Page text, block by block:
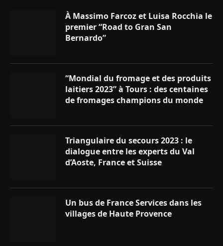
À Massimo Farcoz et Luisa Rocchia le
premier “Road to Gran San
Bernardo”
“Mondial du fromage et des produits
laitiers 2023” à Tours : des centaines
de fromages champions du monde
Triangulaire du secours 2023 : le
dialogue entre les experts du Val
d’Aoste, France et Suisse
Un bus de France Services dans les
villages de Haute Provence